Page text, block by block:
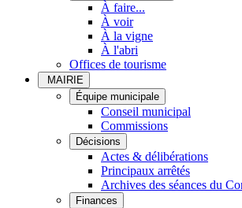
À faire...
À voir
À la vigne
À l'abri
Offices de tourisme
MAIRIE
Équipe municipale
Conseil municipal
Commissions
Décisions
Actes & délibérations
Principaux arrêtés
Archives des séances du
Finances